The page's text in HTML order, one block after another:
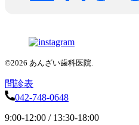
©2026 あんざい歯科医院.
問診表
042-748-0648
9:00-12:00 / 13:30-18:00